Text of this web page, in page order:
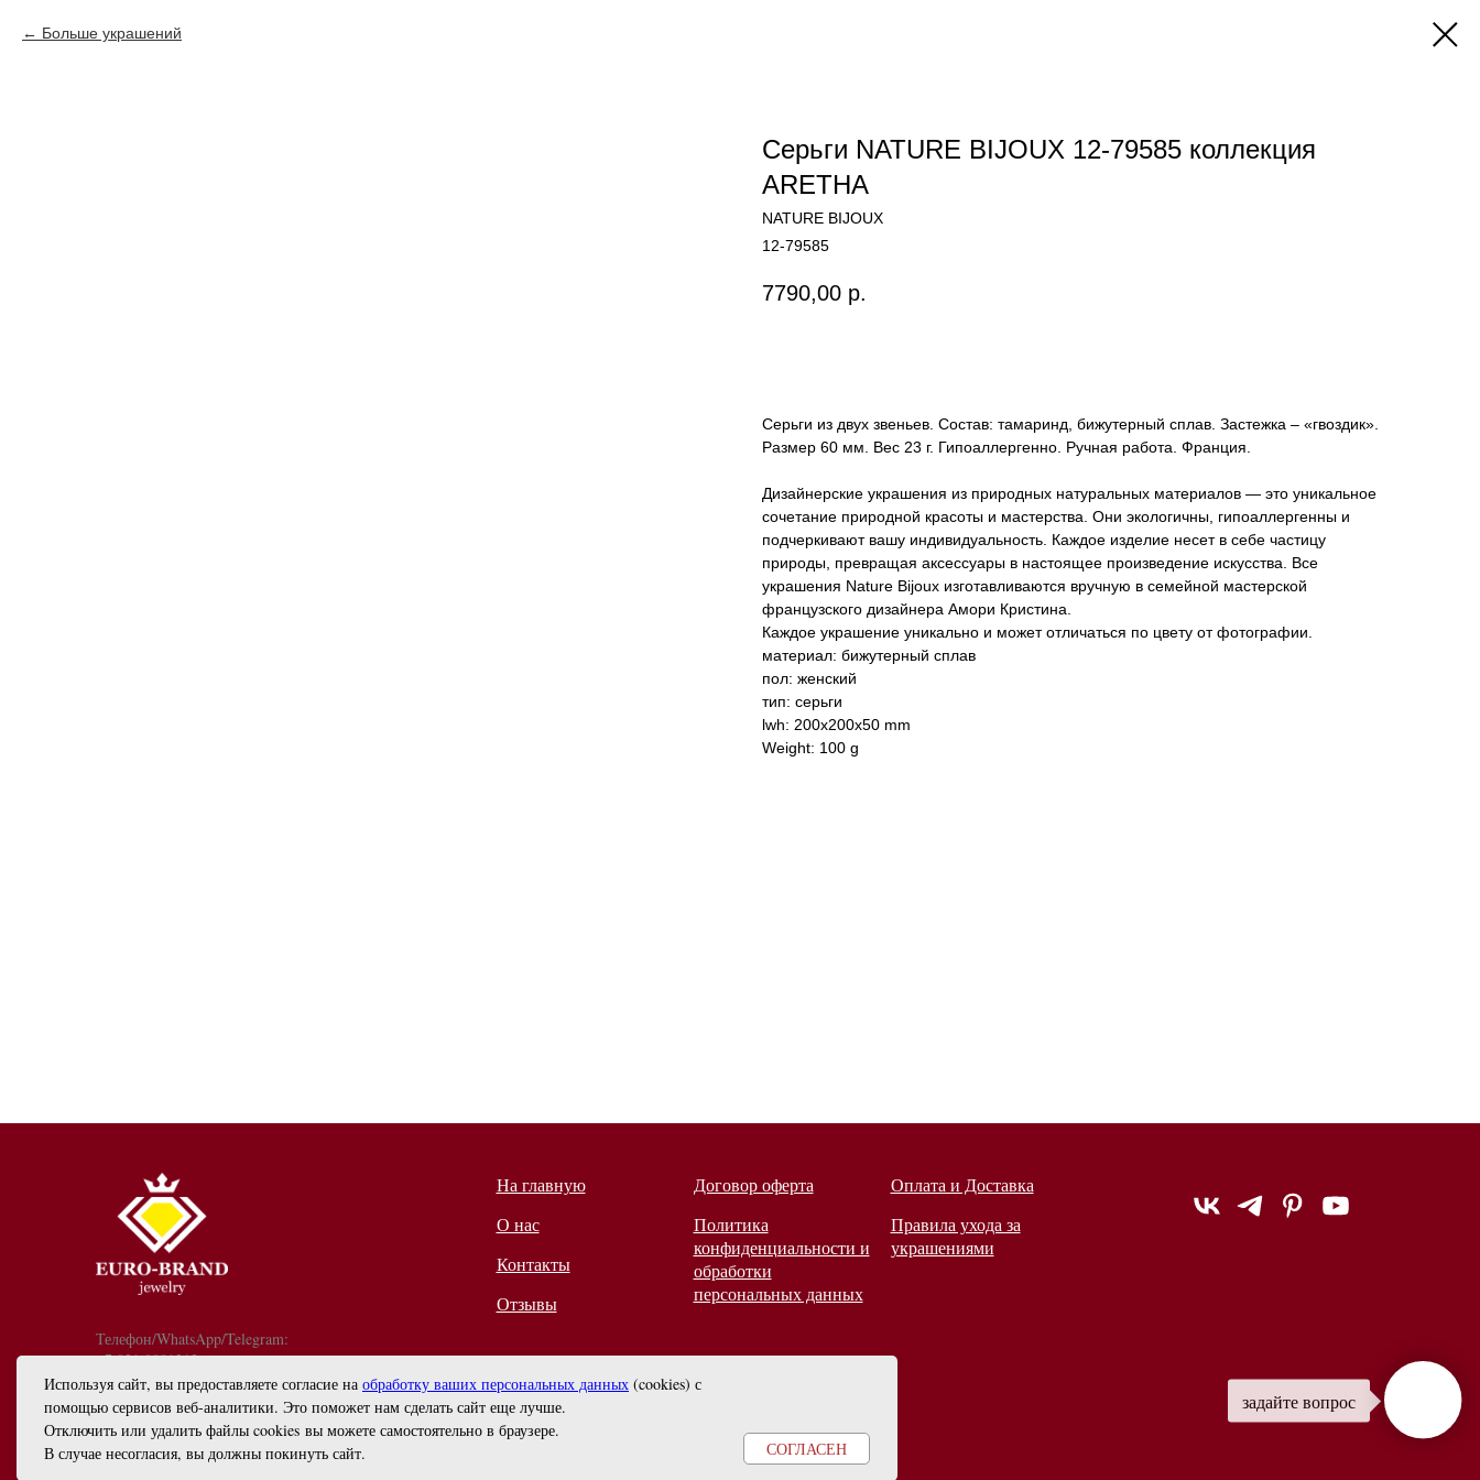
Больше украшений
Серьги NATURE BIJOUX 12-79585 коллекция
ARETHA
NATURE BIJOUX
12-79585
7790,00 р.
Серьги из двух звеньев. Состав: тамаринд, бижутерный сплав. Застежка – «гвоздик».
Размер 60 мм. Вес 23 г. Гипоаллергенно. Ручная работа. Франция.
Дизайнерские украшения из природных натуральных материалов — это уникальное
сочетание природной красоты и мастерства. Они экологичны, гипоаллергенны и
подчеркивают вашу индивидуальность. Каждое изделие несет в себе частицу
природы, превращая аксессуары в настоящее произведение искусства. Все
украшения Nature Bijoux изготавливаются вручную в семейной мастерской
французского дизайнера Амори Кристина.
Каждое украшение уникально и может отличаться по цвету от фотографии.
материал: бижутерный сплав
пол: женский
тип: серьги
lwh: 200x200x50 mm
Weight: 100 g
задайте вопрос
Используя сайт, вы предоставляете согласие на обработку ваших персональных данных (cookies) с
помощью сервисов веб-аналитики. Это поможет нам сделать сайт еще лучше.
Отключить или удалить файлы cookies вы можете самостоятельно в браузере.
В случае несогласия, вы должны покинуть сайт.
СОГЛАСЕН
Телефон/WhatsApp/Telegram:
+7 921 9081213
График работы: с 10:00 до 18:00
info@euro-brand.ru
ИП Черногал Евгений Анатольевич
ИНН 782615627199
ОГРН 325784700438622
На главную
О нас
Контакты
Отзывы
Договор оферта
Политика
конфиденциальности и
обработки
персональных данных
Оплата и Доставка
Правила ухода за
украшениями